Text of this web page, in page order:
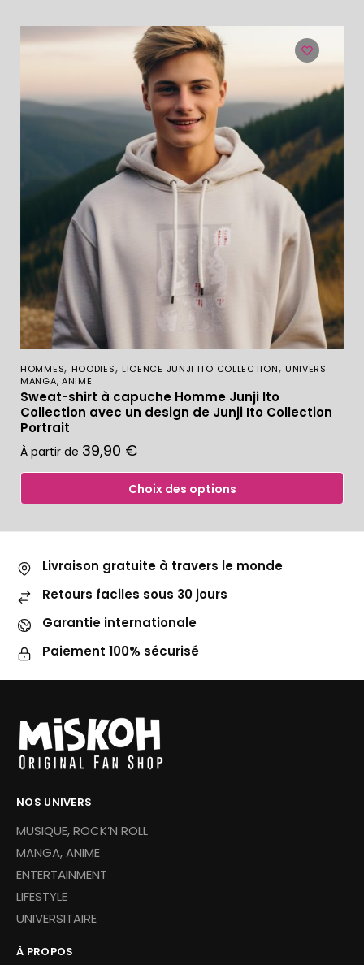
HOMMES, HOODIES, LICENCE JUNJI ITO COLLECTION, UNIVERS
MANGA, ANIME
Sweat-shirt à capuche Homme Junji Ito
Collection avec un design de Junji Ito Collection
Portrait
À partir de 39,90 €
Choix des options
Livraison gratuite à travers le monde
Retours faciles sous 30 jours
Garantie internationale
Paiement 100% sécurisé
NOS UNIVERS
MUSIQUE, ROCK’N ROLL
MANGA, ANIME
ENTERTAINMENT
LIFESTYLE
UNIVERSITAIRE
À PROPOS